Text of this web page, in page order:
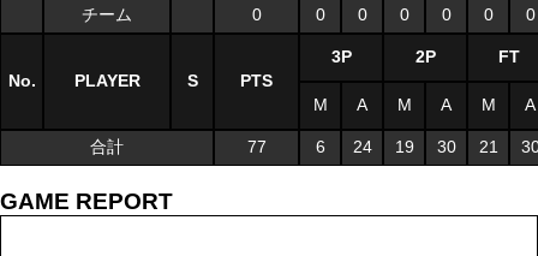
チーム
0 0 0 0 0 0 0
No. PLAYER S PTS
3P 2P FT
M A M A M A
合計 77 6 24 19 30 21
GAME REPORT